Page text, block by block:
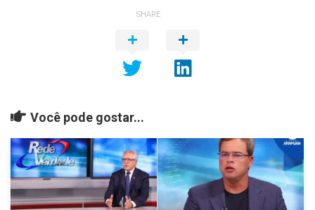
SHARE
Você pode gostar...